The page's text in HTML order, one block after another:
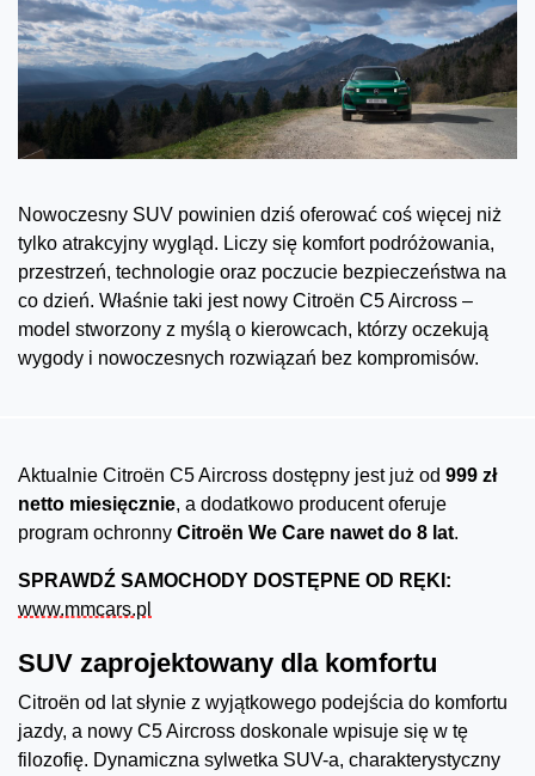
Nowoczesny SUV powinien dziś oferować coś więcej niż
tylko atrakcyjny wygląd. Liczy się komfort podróżowania,
przestrzeń, technologie oraz poczucie bezpieczeństwa na
co dzień. Właśnie taki jest nowy Citroën C5 Aircross –
model stworzony z myślą o kierowcach, którzy oczekują
wygody i nowoczesnych rozwiązań bez kompromisów.
Aktualnie Citroën C5 Aircross dostępny jest już od 999 zł
netto miesięcznie, a dodatkowo producent oferuje
program ochronny Citroën We Care nawet do 8 lat.
SPRAWDŹ SAMOCHODY DOSTĘPNE OD RĘKI:
www.mmcars.pl
SUV zaprojektowany dla komfortu
Citroën od lat słynie z wyjątkowego podejścia do komfortu
jazdy, a nowy C5 Aircross doskonale wpisuje się w tę
filozofię. Dynamiczna sylwetka SUV-a, charakterystyczny